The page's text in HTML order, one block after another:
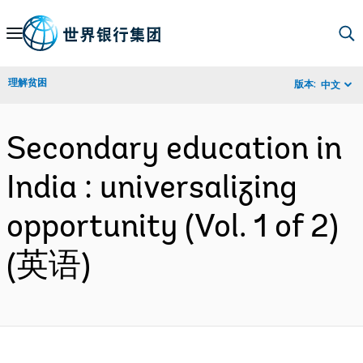
Skip
Navigation
理解贫困 版本: 中文
Secondary education in
India : universalizing
opportunity (Vol. 1 of 2)
(英语)